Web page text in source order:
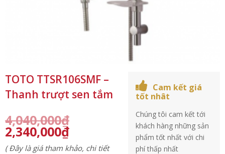
TOTO TTSR106SMF –
Thanh trượt sen tắm
4,040,000₫
2,340,000₫
( Đây là giá tham khảo, chi tiết
Cam kết giá
tốt nhât
Chúng tôi cam kết tới
khách hàng những sản
phẩm tốt nhất với chi
phí thấp nhất